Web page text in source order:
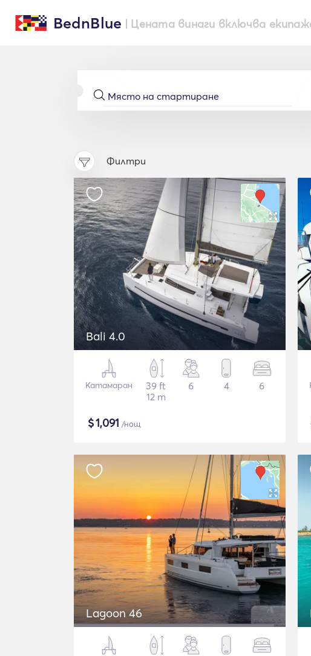
BednBlue | Цената винаги включва
Филтри
Bali 4.0
Катамаран
39 ft
12 m
6 4 6
$1,091 /нощ
Lagoon 46